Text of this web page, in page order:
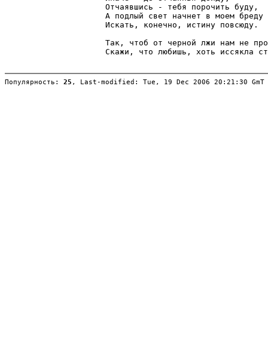
                     Отчаявшись - тебя порочить буду,
                     А подлый свет начнет в моем бреду
                     Искать, конечно, истину повсюду.
Так, чтоб от черной лжи нам не
Скажи, что любишь, хоть иссякла
Популярность: 25